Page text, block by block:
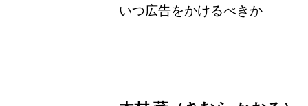
いつ広告をかけるべきか